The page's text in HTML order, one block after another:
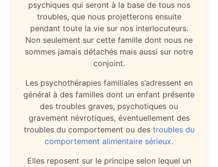
psychiques qui seront à la base de tous nos
troubles, que nous projetterons ensuite
pendant toute la vie sur nos interlocuteurs.
Non seulement sur cette famille dont nous ne
sommes jamais détachés mais aussi sur notre
conjoint.
Les psychothérapies familiales s’adressent en
général à des familles dont un enfant présente
des troubles graves, psychotiques ou
gravement névrotiques, éventuellement des
troubles du comportement ou des troubles du
comportement alimentaire sérieux.
Elles reposent sur le principe selon lequel un